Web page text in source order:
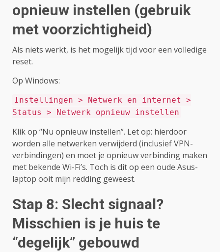
opnieuw instellen (gebruik
met voorzichtigheid)
Als niets werkt, is het mogelijk tijd voor een volledige
reset.
Op Windows:
Instellingen > Netwerk en internet >
Status > Netwerk opnieuw instellen
Klik op “Nu opnieuw instellen”. Let op: hierdoor
worden alle netwerken verwijderd (inclusief VPN-
verbindingen) en moet je opnieuw verbinding maken
met bekende Wi-Fi’s. Toch is dit op een oude Asus-
laptop ooit mijn redding geweest.
Stap 8: Slecht signaal?
Misschien is je huis te
“degelijk” gebouwd